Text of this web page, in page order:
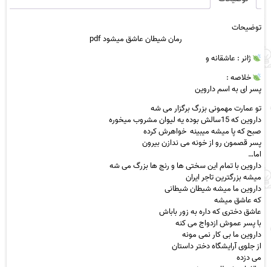
کامل
توضیحات
رمان شیطان عاشق میشود pdf
ژانر : عاشقانهو
خلاصه :
پسر ای به اسم داروین
تو عمارت مهمونی بزرگ برگزار می شه
داروین که 15سالش بوده یه لیوان مشروب میخوره
صبح که پا میشه میبینه خواهرش کرده
پسر قصمون رو از خونه می ندازن بیرون
اما…
داروین با تمام این سختی ها و رنج ها بزرگ می شه
میشه بزرگترین تاجر ایران
داروین ما میشه شیطان شیطانی
که عاشق میشه
عاشق دختری که داره به زور باباش
با پسر عموش ازدواج می کنه
داروین ما بی کار نمی مونه
از جلوی آرایشگاه دختر داستان
می دزده